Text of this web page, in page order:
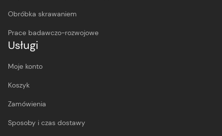
Obróbka skrawaniem
Prace badawczo-rozwojowe
Usługi
Moje konto
Koszyk
Zamówienia
Sposoby i czas dostawy